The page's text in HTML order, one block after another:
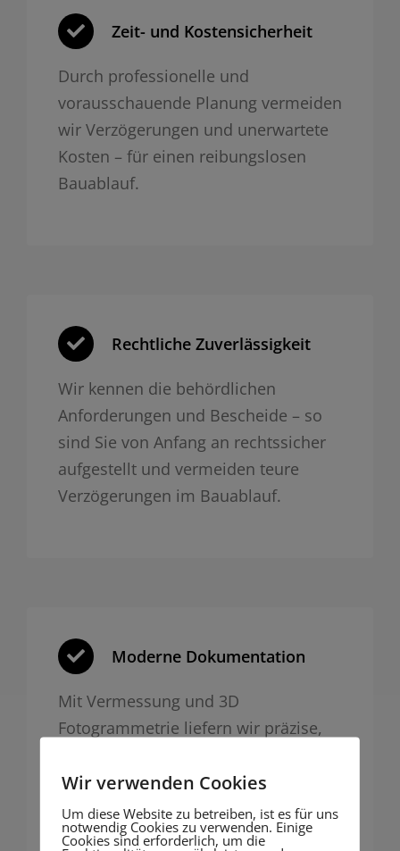
Zeit- und Kosten­sicherheit
Durch professionelle und
vorausschauende Planung vermeiden
wir Verzögerungen und unerwartete
Kosten – für einen reibungslosen
Bauablauf.
Rechtliche Zuverlässigkeit
Wir kennen die behördlichen
Anforderungen und Bescheide – so
sind Sie von Anfang an rechtssicher
aufgestellt und vermeiden teure
Verzögerungen im Bauablauf.
Moderne Dokumentation
Mit Vermessung und 3D
Fotogrammetrie liefern wir präzise,
Behörden oder Bauakte – digital und
zukunftssicher.
Wir verwenden Cookies
Um diese Website zu betreiben, ist es für uns
notwendig Cookies zu verwenden. Einige
Cookies sind erforderlich, um die